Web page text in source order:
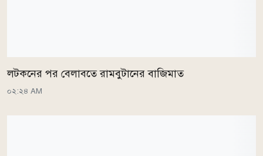
লটকনের পর বেলাবতে রামবুটানের বাজিমাত
০২:২৪ AM